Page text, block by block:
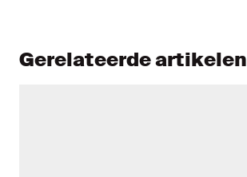
Gerelateerde artikelen